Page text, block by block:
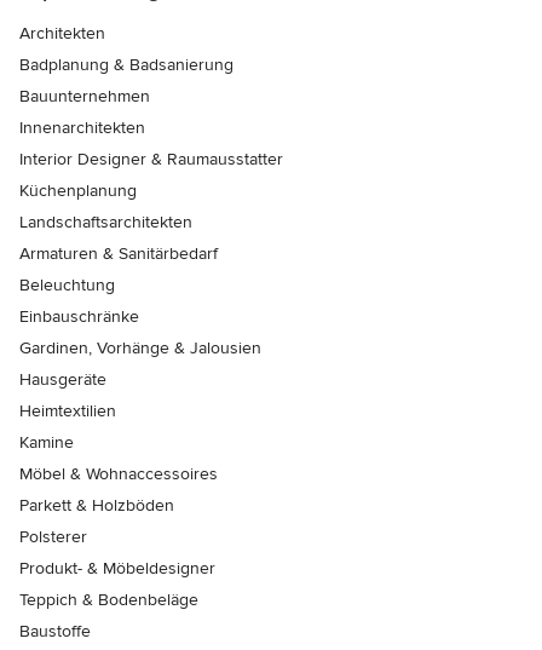
Architekten
Badplanung & Badsanierung
Bauunternehmen
Innenarchitekten
Interior Designer & Raumausstatter
Küchenplanung
Landschaftsarchitekten
Armaturen & Sanitärbedarf
Beleuchtung
Einbauschränke
Gardinen, Vorhänge & Jalousien
Hausgeräte
Heimtextilien
Kamine
Möbel & Wohnaccessoires
Parkett & Holzböden
Polsterer
Produkt- & Möbeldesigner
Teppich & Bodenbeläge
Baustoffe